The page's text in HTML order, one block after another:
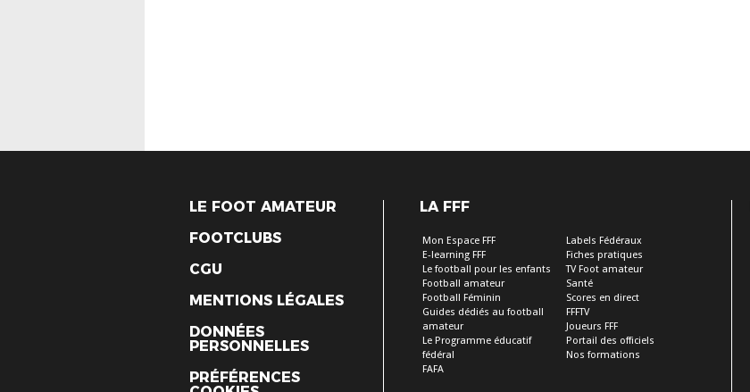
LE FOOT AMATEUR
FOOTCLUBS
CGU
MENTIONS LÉGALES
DONNÉES
PERSONNELLES
PRÉFÉRENCES
LA FFF
Mon Espace FFF
E-learning FFF
Le football pour les enfants
Football amateur
Football Féminin
Guides dédiés au football
amateur
Le Programme éducatif
fédéral
FAFA
Labels Fédéraux
Fiches pratiques
TV Foot amateur
Santé
Scores en direct
FFFTV
Joueurs FFF
Portail des officiels
Nos formations